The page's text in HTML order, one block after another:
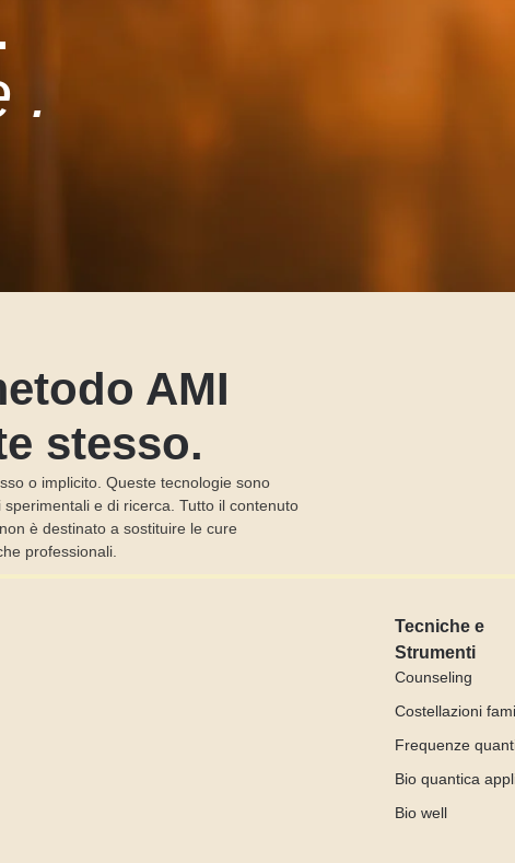
.
AMI
stesso.
o implicito. Queste tecnologie sono
e di ricerca. Tutto il contenuto
è destinato a sostituire le cure
professionali.
Tecniche e
Strumenti
Counseling
Costellazioni
Frequenze
Bio quantica
Bio well